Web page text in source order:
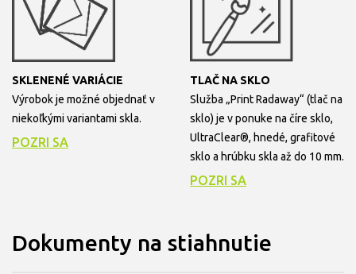
SKLENENÉ VARIÁCIE
Výrobok je možné objednať v
niekoľkými variantami skla.
POZRI SA
TLAČ NA SKLO
Služba „Print Radaway“ (tlač na
sklo) je v ponuke na číre sklo,
UltraClear®, hnedé, grafitové
sklo a hrúbku skla až do 10 mm.
POZRI SA
Dokumenty na stiahnutie